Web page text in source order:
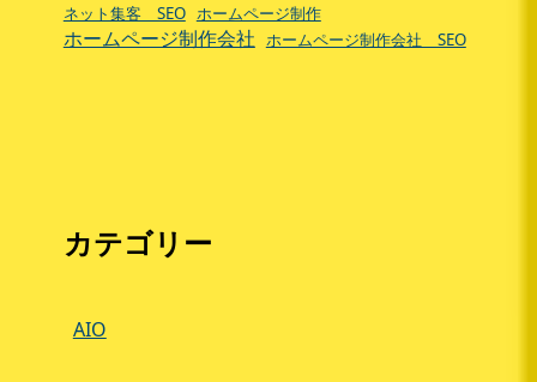
ネット集客 SEO ホームページ制作
ホームページ制作会社 ホームページ制作会社 SEO
カテゴリー
AIO